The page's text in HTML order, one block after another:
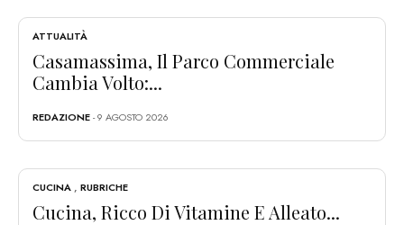
ATTUALITÀ
Casamassima, Il Parco Commerciale
Cambia Volto:...
REDAZIONE- 9 AGOSTO 2026
CUCINA , RUBRICHE
Cucina, Ricco Di Vitamine E Alleato...